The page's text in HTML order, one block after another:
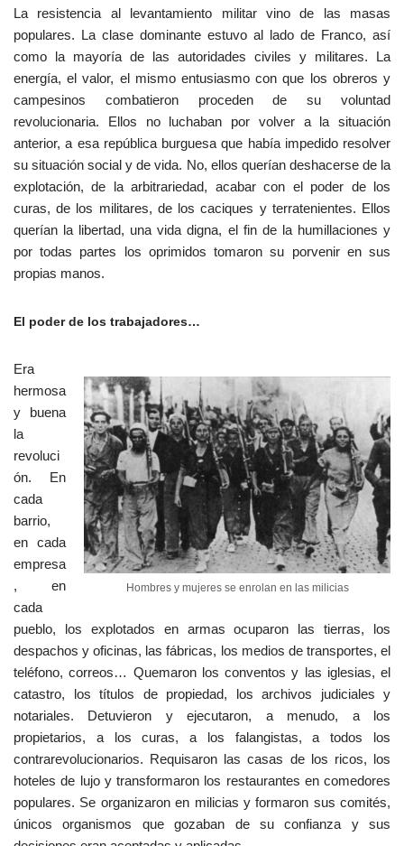
La resistencia al levantamiento militar vino de las masas
populares. La clase dominante estuvo al lado de Franco, así
como la mayoría de las autoridades civiles y militares. La
energía, el valor, el mismo entusiasmo con que los obreros y
campesinos combatieron proceden de su voluntad
revolucionaria. Ellos no luchaban por volver a la situación
anterior, a esa república burguesa que había impedido resolver
su situación social y de vida. No, ellos querían deshacerse de la
explotación, de la arbitrariedad, acabar con el poder de los
curas, de los militares, de los caciques y terratenientes. Ellos
querían la libertad, una vida digna, el fin de la humillaciones y
por todas partes los oprimidos tomaron su porvenir en sus
propias manos.
El poder de los trabajadores…
Hombres y mujeres se enrolan en las milicias
Era
hermosa
y buena
la
revoluci
ón. En
cada
barrio,
en cada
empresa
, en
cada
pueblo, los explotados en armas ocuparon las tierras, los
despachos y oficinas, las fábricas, los medios de transportes, el
teléfono, correos… Quemaron los conventos y las iglesias, el
catastro, los títulos de propiedad, los archivos judiciales y
notariales. Detuvieron y ejecutaron, a menudo, a los
propietarios, a los curas, a los falangistas, a todos los
contrarevolucionarios. Requisaron las casas de los ricos, los
hoteles de lujo y transformaron los restaurantes en comedores
populares. Se organizaron en milicias y formaron sus comités,
únicos organismos que gozaban de su confianza y sus